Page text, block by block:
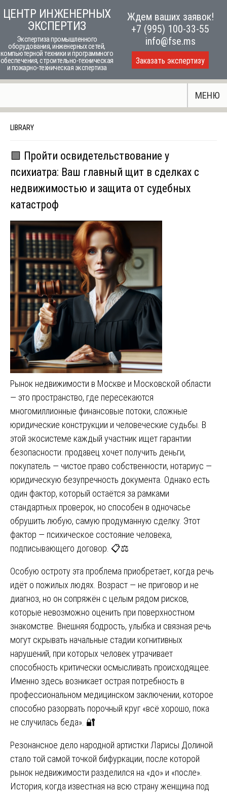
to
content
ЦЕНТР ИНЖЕНЕРНЫХ
ЭКСПЕРТИЗ
Экспертиза промышленного
оборудования, инженерных сетей,
компьютерной техники и программного
обеспечения, строительно-техническая
и пожарно-техническая экспертиза
Ждем ваших заявок!
+7 (995) 100-33-55
info@fse.ms
Заказать экспертизу
МЕНЮ
LIBRARY
🟩 Пройти освидетельствование у
психиатра: Ваш главный щит в сделках с
недвижимостью и защита от судебных
катастроф
Рынок недвижимости в Москве и Московской области
— это пространство, где пересекаются
многомиллионные финансовые потоки, сложные
юридические конструкции и человеческие судьбы. В
этой экосистеме каждый участник ищет гарантии
безопасности: продавец хочет получить деньги,
покупатель — чистое право собственности, нотариус —
юридическую безупречность документа. Однако есть
один фактор, который остаётся за рамками
стандартных проверок, но способен в одночасье
обрушить любую, самую продуманную сделку. Этот
фактор — психическое состояние человека,
подписывающего договор. 📋⚖️
Особую остроту эта проблема приобретает, когда речь
идёт о пожилых людях. Возраст — не приговор и не
диагноз, но он сопряжён с целым рядом рисков,
которые невозможно оценить при поверхностном
знакомстве. Внешняя бодрость, улыбка и связная речь
могут скрывать начальные стадии когнитивных
нарушений, при которых человек утрачивает
способность критически осмысливать происходящее.
Именно здесь возникает острая потребность в
профессиональном медицинском заключении, которое
способно разорвать порочный круг «всё хорошо, пока
не случилась беда». 🔐
Резонансное дело народной артистки Ларисы Долиной
стало той самой точкой бифуркации, после которой
рынок недвижимости разделился на «до» и «после».
История, когда известная на всю страну женщина под